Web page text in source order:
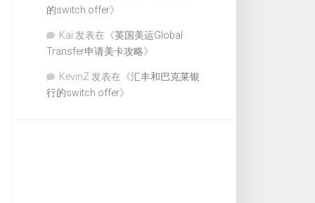
的switch offer》
Kai 发表在《英国美运Global
Transfer申请美卡攻略》
KevinZ 发表在《汇丰和巴克莱银
行的switch offer》